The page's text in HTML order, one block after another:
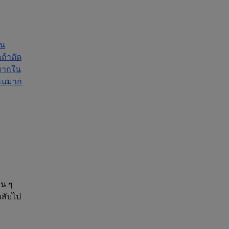
าตัด
กใน
มาก
ๆ
บไป